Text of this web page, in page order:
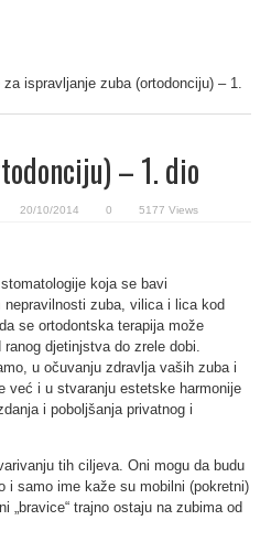
za ispravljanje zuba (ortodonciju) – 1.
– 1. dio
20/10/2014 0 5177 Views
koja se bavi
zuba, vilica i lica kod
se ortodontska terapija može
djetinjstva do zrele dobi.
u očuvanju zdravlja vaših zuba i
već i u stvaranju estetske harmonije
i poboljšanja privatnog i
tih ciljeva. Oni mogu da budu
i samo ime kaže su mobilni (pokretni)
trajno ostaju na zubima od